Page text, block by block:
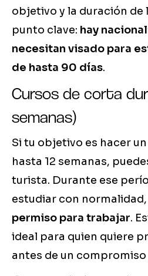
objetivo y la duración de
punto clave: hay
necesitan visado para
de hasta 90 días.
Cursos de corta
semanas)
Si tu objetivo es hacer
hasta 12 semanas,
turista. Durante ese
estudiar con
permiso para trabajar.
ideal para quien quiere
antes de un compromiso